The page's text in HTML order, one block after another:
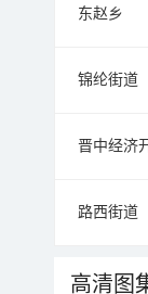
东赵乡
锦纶街道
晋中经济
路西街道
高清图